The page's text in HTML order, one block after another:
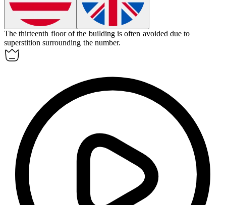
The thirteenth floor of the building is often avoided due to
superstition surrounding the number.